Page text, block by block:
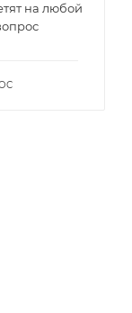
на любой